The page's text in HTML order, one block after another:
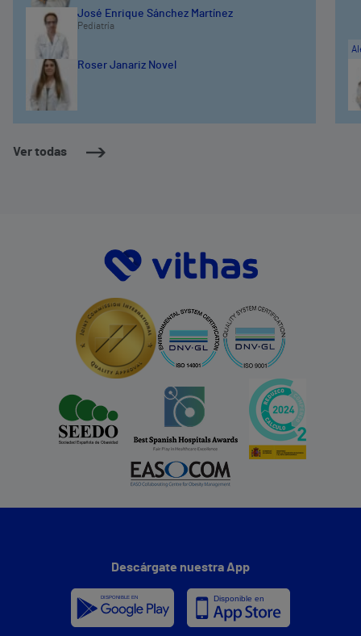
Ver todas
José Enrique Sánchez Martínez
Pediatría
Roser Janariz Novel
Descárgate nuestra App